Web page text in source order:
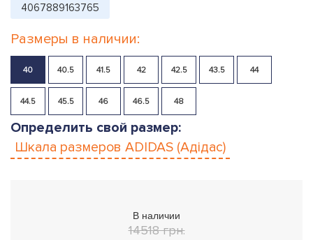
4067889163765
Размеры в наличии:
40 40.5 41.5 42 42.5 43.5 44
44.5 45.5 46 46.5 48
Определить свой размер:
Шкала размеров ADIDAS (Адідас)
В наличии
14518 грн.